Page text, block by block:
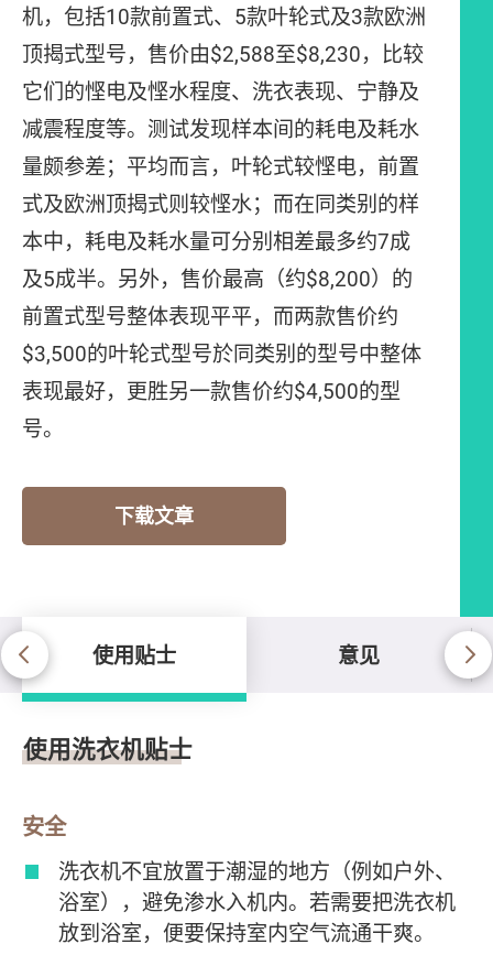
机，包括10款前置式、5款叶轮式及3款欧洲
顶揭式型号，售价由$2,588至$8,230，比较
它们的悭电及悭水程度、洗衣表现、宁静及
减震程度等。测试发现样本间的耗电及耗水
量颇参差；平均而言，叶轮式较悭电，前置
式及欧洲顶揭式则较悭水；而在同类别的样
本中，耗电及耗水量可分别相差最多约7成
及5成半。另外，售价最高（约$8,200）的
前置式型号整体表现平平，而两款售价约
$3,500的叶轮式型号於同类别的型号中整体
表现最好，更胜另一款售价约$4,500的型
号。
下载文章
使用贴士 意见
使用贴士
使用洗衣机贴士
安全
洗衣机不宜放置于潮湿的地方（例如户外、
浴室），避免渗水入机内。若需要把洗衣机
放到浴室，便要保持室内空气流通干爽。